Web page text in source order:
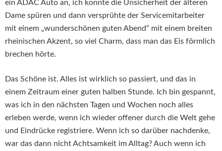
ein ADAC Auto an, ich konnte die Unsicherheit der älteren
Dame spüren und dann versprühte der Servicemitarbeiter
mit einem „wunderschönen guten Abend“ mit einem breiten
rheinischen Akzent, so viel Charm, dass man das Eis förmlich
brechen hörte.
Das Schöne ist. Alles ist wirklich so passiert, und das in
einem Zeitraum einer guten halben Stunde. Ich bin gespannt,
was ich in den nächsten Tagen und Wochen noch alles
erleben werde, wenn ich wieder offener durch die Welt gehe
und Eindrücke registriere. Wenn ich so darüber nachdenke,
war das dann nicht Achtsamkeit im Alltag? Auch wenn ich